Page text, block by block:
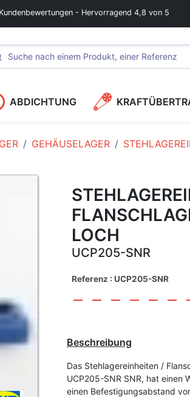
Kundenbewertungen - Hervorragend 4,8 von 5
ABDICHTUNG
GEHÄUSELAGER
LOCH
UCP205-SNR
Referenz : UCP205-SNR
Beschreibung
Das Stehlagereinheiten /
UCP205-SNR SNR, hat einen
einen Befestigungsabstand